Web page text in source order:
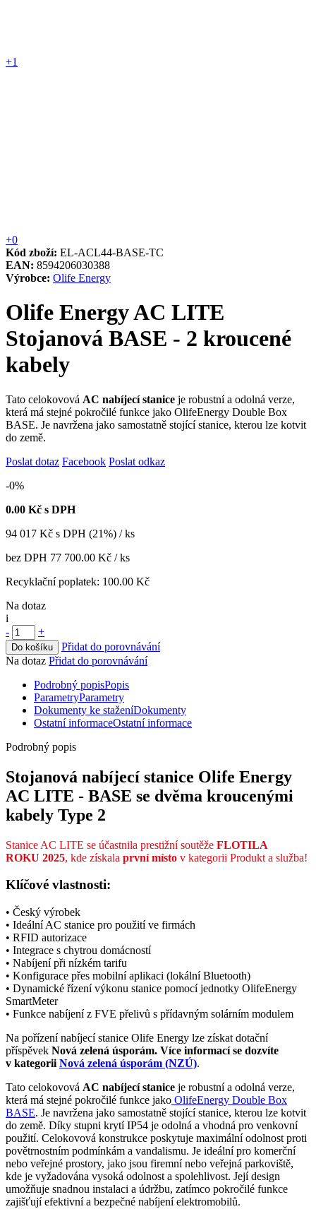
+1
+0
Kód zboží: EL-ACL44-BASE-TC
EAN: 8594206030388
Výrobce: Olife Energy
Olife Energy AC LITE
Stojanová BASE - 2 kroucené
kabely
Tato celokovová AC nabíjecí stanice je robustní a odolná verze,
která má stejné pokročilé funkce jako OlifeEnergy Double Box
BASE. Je navržena jako samostatně stojící stanice, kterou lze kotvit
do země.
Poslat dotaz Facebook Poslat odkaz
-0%
0.00 Kč s DPH
94 017 Kč s DPH (21%) / ks
bez DPH 77 700.00 Kč / ks
Recyklační poplatek: 100.00 Kč
Na dotaz
i
-
+
Do košíku
Přidat do porovnávání
Na dotaz Přidat do porovnávání
Podrobný popisPopis
ParametryParametry
Dokumenty ke staženíDokumenty
Ostatní informaceOstatní informace
Podrobný popis
Stojanová nabíjecí stanice Olife Energy
AC LITE - BASE se dvěma kroucenými
kabely Type 2
Stanice AC LITE se účastnila prestižní soutěže FLOTILA
ROKU 2025, kde získala první místo v kategorii Produkt a služba!
Klíčové vlastnosti:
• Český výrobek
• Ideální AC stanice pro použití ve firmách
• RFID autorizace
• Integrace s chytrou domácností
• Nabíjení při nízkém tarifu
• Konfigurace přes mobilní aplikaci (lokálníBluetooth)
• Dynamické řízení výkonu stanice pomocí jednotky OlifeEnergy
SmartMeter
• Funkce nabíjení z FVE přelivů s přídavným solárním modulem
Na pořízení nabíjecí stanice Olife Energy lze získat dotační
příspěvek Nová zelená úsporám. Více informací se dozvíte
v kategorii Nová zelená úsporám (NZÚ).
Tato celokovová AC nabíjecí stanice je robustní a odolná verze,
která má stejné pokročilé funkce jako OlifeEnergy Double Box
BASE. Je navržena jako samostatně stojící stanice, kterou lze kotvit
do země. Díky stupni krytí IP54 je odolná a vhodná pro venkovní
použití. Celokovová konstrukce poskytuje maximální odolnost proti
povětrnostním podmínkám a vandalismu. Je ideální pro komerční
nebo veřejné prostory, jako jsou firemní nebo veřejná parkoviště,
kde je vyžadována vysoká odolnost a spolehlivost. Její design
umožňuje snadnou instalaci a údržbu, zatímco pokročilé funkce
zajišťují efektivní a bezpečné nabíjeníelektromobilů.